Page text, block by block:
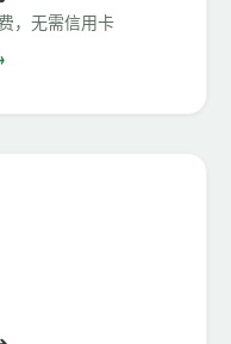
，无需信用卡